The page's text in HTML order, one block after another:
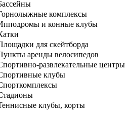
комплексы
и конные клубы
для скейтборда
аренды велосипедов
развлекательные центры
клубы
клубы, корты